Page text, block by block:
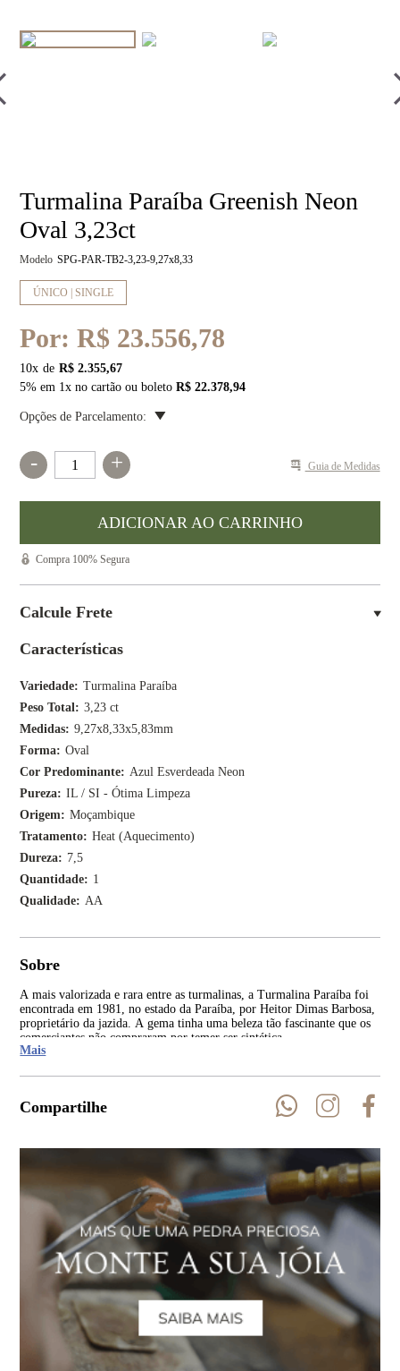
Características
Variedade
Turmalina Paraíba
Peso Total
3,23 ct
Medidas
9,27x8,33x5,83mm
Forma
Oval
Cor Predominante
Azul Esverdeada Neon
Pureza
IL / SI - Ótima Limpeza
Origem
Moçambique
Tratamento
Heat (Aquecimento)
Dureza
7,5
Quantidade
1
Qualidade
AA
Sobre
A mais valorizada e rara entre as turmalinas, a Turmalina Paraíba foi
encontrada em 1981, no estado da Paraíba, por Heitor Dimas Barbosa,
proprietário da jazida. A gema tinha uma beleza tão fascinante que os
comerciantes não compraram por temer ser sintética.
Mais
Compartilhe
Turmalina Paraíba Greenish Neon
Oval 3,23ct
Modelo SPG-PAR-TB2-3,23-9,27x8,33
ÚNICO | SINGLE
Por:R$ 23.556,78
10x
R$ 2.355,67
5% em 1x no cartão ou boletoR$ 22.378,94
Opções de Parcelamento:
- + Guia de Medidas
Compra 100% Segura
Calcule Frete